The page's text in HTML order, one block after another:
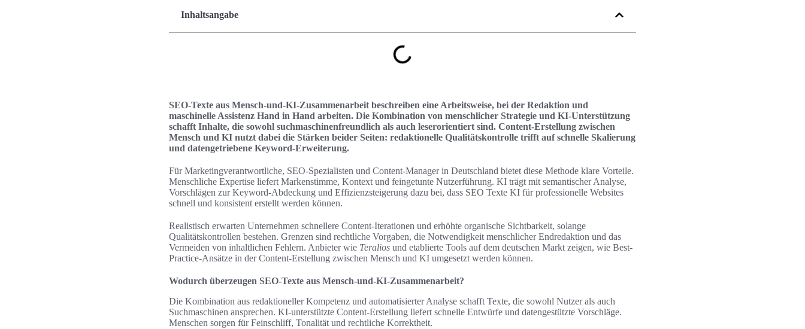
Inhaltsangabe
SEO-Texte aus Mensch-und-KI-Zusammenarbeit beschreiben eine Arbeitsweise, bei der Redaktion und
maschinelle Assistenz Hand in Hand arbeiten. Die Kombination von menschlicher Strategie und KI-Unterstützung
schafft Inhalte, die sowohl suchmaschinenfreundlich als auch leserorientiert sind. Content-Erstellung zwischen
Mensch und KI nutzt dabei die Stärken beider Seiten: redaktionelle Qualitätskontrolle trifft auf schnelle Skalierung
und datengetriebene Keyword-Erweiterung.
Für Marketingverantwortliche, SEO-Spezialisten und Content-Manager in Deutschland bietet diese Methode klare Vorteile.
Menschliche Expertise liefert Markenstimme, Kontext und feingetunte Nutzerführung. KI trägt mit semantischer Analyse,
Vorschlägen zur Keyword-Abdeckung und Effizienzsteigerung dazu bei, dass SEO Texte KI für professionelle Websites
schnell und konsistent erstellt werden können.
Realistisch erwarten Unternehmen schnellere Content-Iterationen und erhöhte organische Sichtbarkeit, solange
Qualitätskontrollen bestehen. Grenzen sind rechtliche Vorgaben, die Notwendigkeit menschlicher Endredaktion und das
Vermeiden von inhaltlichen Fehlern. Anbieter wie Teralios und etablierte Tools auf dem deutschen Markt zeigen, wie Best-
Practice-Ansätze in der Content-Erstellung zwischen Mensch und KI umgesetzt werden können.
Wodurch überzeugen SEO-Texte aus Mensch-und-KI-Zusammenarbeit?
Die Kombination aus redaktioneller Kompetenz und automatisierter Analyse schafft Texte, die sowohl Nutzer als auch
Suchmaschinen ansprechen. KI-unterstützte Content-Erstellung liefert schnelle Entwürfe und datengestützte Vorschläge.
Menschen sorgen für Feinschliff, Tonalität und rechtliche Korrektheit.